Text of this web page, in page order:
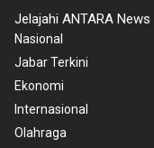
Jelajahi ANTARA
Nasional
Jabar Terkini
Ekonomi
Internasional
Olahraga